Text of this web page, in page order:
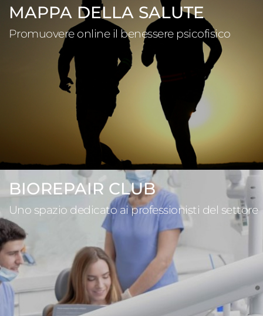
MAPPA DELLA SALUTE
Promuovere online il benessere psicofisico
BIOREPAIR CLUB
Uno spazio dedicato ai professionisti del settore